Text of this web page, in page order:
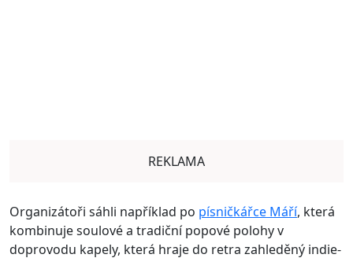
REKLAMA
Organizátoři sáhli například po písničkářce Máří, která
kombinuje soulové a tradiční popové polohy v
doprovodu kapely, která hraje do retra zahleděný indie-